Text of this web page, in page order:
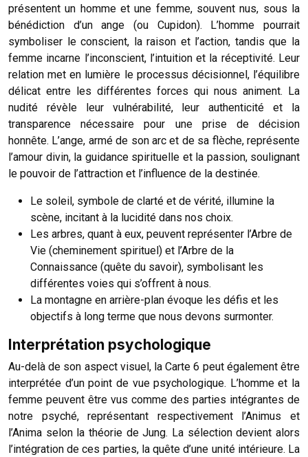
présentent un homme et une femme, souvent nus, sous la
bénédiction d’un ange (ou Cupidon). L’homme pourrait
symboliser le conscient, la raison et l’action, tandis que la
femme incarne l’inconscient, l’intuition et la réceptivité. Leur
relation met en lumière le processus décisionnel, l’équilibre
délicat entre les différentes forces qui nous animent. La
nudité révèle leur vulnérabilité, leur authenticité et la
transparence nécessaire pour une prise de décision
honnête. L’ange, armé de son arc et de sa flèche, représente
l’amour divin, la guidance spirituelle et la passion, soulignant
le pouvoir de l’attraction et l’influence de la destinée.
Le soleil, symbole de clarté et de vérité, illumine la
scène, incitant à la lucidité dans nos choix.
Les arbres, quant à eux, peuvent représenter l’Arbre de
Vie (cheminement spirituel) et l’Arbre de la
Connaissance (quête du savoir), symbolisant les
différentes voies qui s’offrent à nous.
La montagne en arrière-plan évoque les défis et les
objectifs à long terme que nous devons surmonter.
Interprétation psychologique
Au-delà de son aspect visuel, la Carte 6 peut également être
interprétée d’un point de vue psychologique. L’homme et la
femme peuvent être vus comme des parties intégrantes de
notre psyché, représentant respectivement l’Animus et
l’Anima selon la théorie de Jung. La sélection devient alors
l’intégration de ces parties, la quête d’une unité intérieure. La